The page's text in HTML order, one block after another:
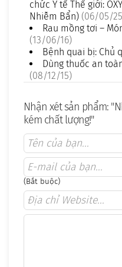
chức Y tế Thế giới:
Nhiễm Bẩn) (06/05/
Rau mồng tơi –
(13/06/16)
Bệnh quai bị: Chủ
Dùng thuốc an
(08/12/15)
Nhận xét sản phẩm:
kém chất lượng!"
(Bắt buộc)